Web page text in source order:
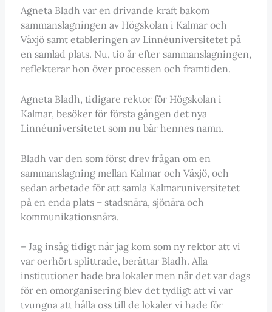
Agneta Bladh var en drivande kraft bakom
sammanslagningen av Högskolan i Kalmar och
Växjö samt etableringen av Linnéuniversitetet på
en samlad plats. Nu, tio år efter sammanslagningen,
reflekterar hon över processen och framtiden.
Agneta Bladh, tidigare rektor för Högskolan i
Kalmar, besöker för första gången det nya
Linnéuniversitetet som nu bär hennes namn.
Bladh var den som först drev frågan om en
sammanslagning mellan Kalmar och Växjö, och
sedan arbetade för att samla Kalmaruniversitetet
på en enda plats – stadsnära, sjönära och
kommunikationsnära.
– Jag insåg tidigt när jag kom som ny rektor att vi
var oerhört splittrade, berättar Bladh. Alla
institutioner hade bra lokaler men när det var dags
för en omorganisering blev det tydligt att vi var
tvungna att hålla oss till de lokaler vi hade för